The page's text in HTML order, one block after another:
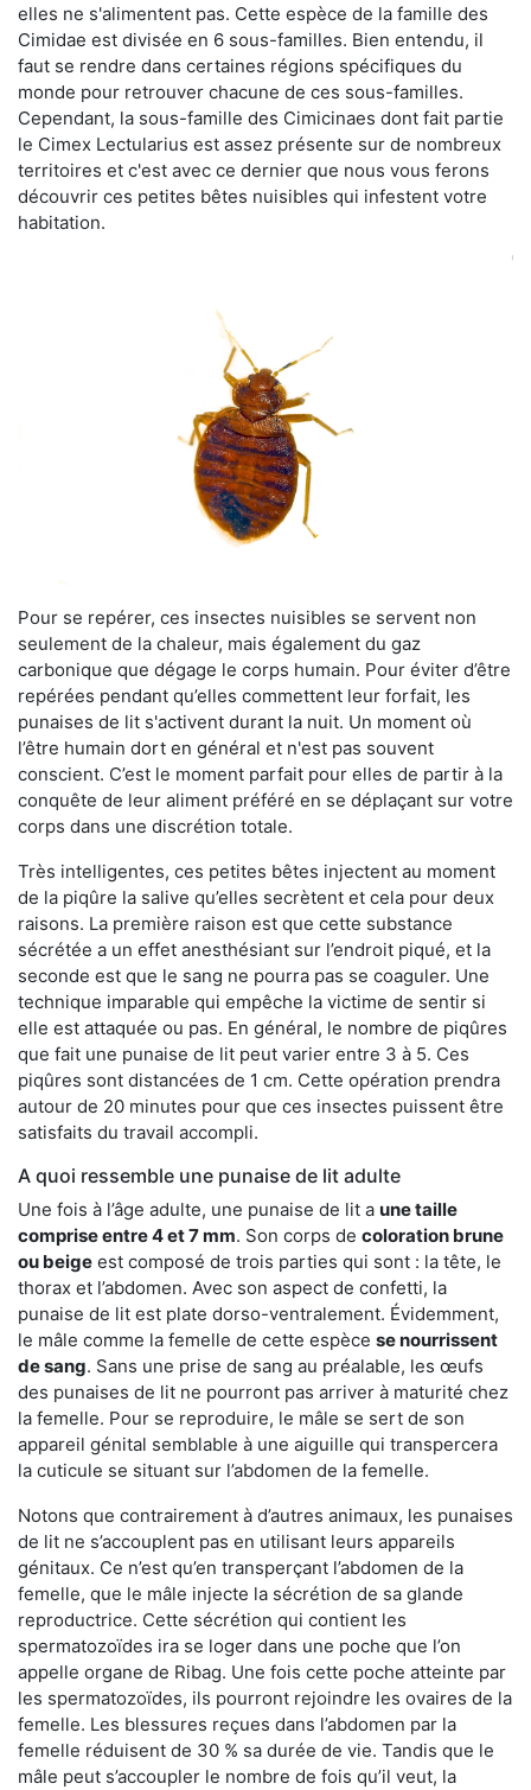
elles ne s'alimentent pas. Cette espèce de la famille des
Cimidae est divisée en 6 sous-familles. Bien entendu, il
faut se rendre dans certaines régions spécifiques du
monde pour retrouver chacune de ces sous-familles.
Cependant, la sous-famille des Cimicinaes dont fait partie
le Cimex Lectularius est assez présente sur de nombreux
territoires et c'est avec ce dernier que nous vous ferons
découvrir ces petites bêtes nuisibles qui infestent votre
habitation.
Pour se repérer, ces insectes nuisibles se servent non
seulement de la chaleur, mais également du gaz
carbonique que dégage le corps humain. Pour éviter d’être
repérées pendant qu’elles commettent leur forfait, les
punaises de lit s'activent durant la nuit. Un moment où
l’être humain dort en général et n'est pas souvent
conscient. C’est le moment parfait pour elles de partir à la
conquête de leur aliment préféré en se déplaçant sur votre
corps dans une discrétion totale.
Très intelligentes, ces petites bêtes injectent au moment
de la piqûre la salive qu’elles secrètent et cela pour deux
raisons. La première raison est que cette substance
sécrétée a un effet anesthésiant sur l’endroit piqué, et la
seconde est que le sang ne pourra pas se coaguler. Une
technique imparable qui empêche la victime de sentir si
elle est attaquée ou pas. En général, le nombre de piqûres
que fait une punaise de lit peut varier entre 3 à 5. Ces
piqûres sont distancées de 1 cm. Cette opération prendra
autour de 20 minutes pour que ces insectes puissent être
satisfaits du travail accompli.
A quoi ressemble une punaise de lit adulte
Une fois à l’âge adulte, une punaise de lit a une taille
comprise entre 4 et 7 mm. Son corps de coloration brune
ou beige est composé de trois parties qui sont : la tête, le
thorax et l’abdomen. Avec son aspect de confetti, la
punaise de lit est plate dorso-ventralement. Évidemment,
le mâle comme la femelle de cette espèce se nourrissent
de sang. Sans une prise de sang au préalable, les œufs
des punaises de lit ne pourront pas arriver à maturité chez
la femelle. Pour se reproduire, le mâle se sert de son
appareil génital semblable à une aiguille qui transpercera
la cuticule se situant sur l’abdomen de la femelle.
Notons que contrairement à d’autres animaux, les punaises
de lit ne s’accouplent pas en utilisant leurs appareils
génitaux. Ce n’est qu’en transperçant l’abdomen de la
femelle, que le mâle injecte la sécrétion de sa glande
reproductrice. Cette sécrétion qui contient les
spermatozoïdes ira se loger dans une poche que l’on
appelle organe de Ribag. Une fois cette poche atteinte par
les spermatozoïdes, ils pourront rejoindre les ovaires de la
femelle. Les blessures reçues dans l’abdomen par la
femelle réduisent de 30 % sa durée de vie. Tandis que le
mâle peut s’accoupler le nombre de fois qu’il veut, la